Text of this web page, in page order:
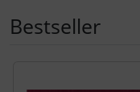
Bestseller